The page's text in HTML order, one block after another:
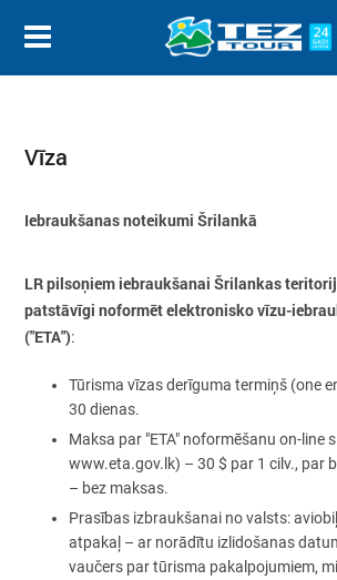
Vīza
Iebraukšanas noteikumi Šrilankā
LR pilsoņiem iebraukšanai Šrilankas
patstāvīgi noformēt elektronisko vīzu-
("ETA"):
Tūrisma vīzas derīguma termiņš (one
30 dienas.
Maksa par "ETA" noformēšanu on-line
www.eta.gov.lk) – 30 $ par 1 cilv., par
– bez maksas.
Prasības izbraukšanai no valsts:
atpakaļ – ar norādītu izlidošanas
vaučers par tūrisma pakalpojumiem,